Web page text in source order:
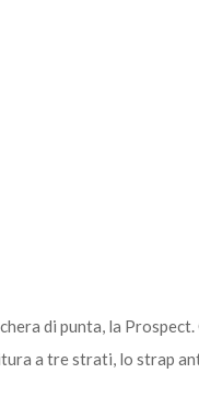
di punta, la
a tre strati, lo strap